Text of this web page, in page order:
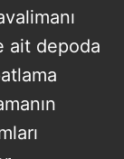
ait depoda